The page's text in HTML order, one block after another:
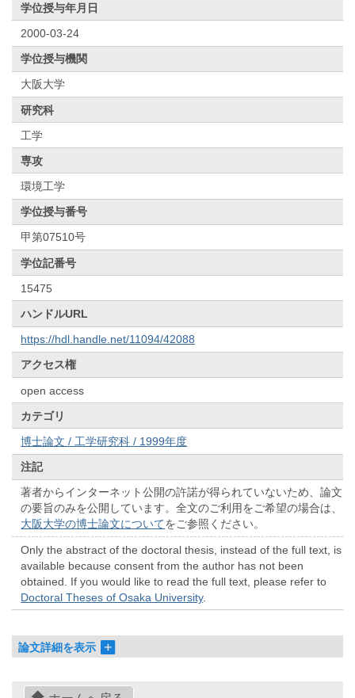
学位授与年月日
2000-03-24
学位授与機関
大阪大学
研究科
工学
専攻
環境工学
学位授与番号
甲第07510号
学位記番号
15475
ハンドルURL
https://hdl.handle.net/11094/42088
アクセス権
open access
カテゴリ
博士論文 / 工学研究科 / 1999年度
注記
著者からインターネット公開の許諾が得られていないため、論文
の要旨のみを公開しています。全文のご利用をご希望の場合は、
大阪大学の博士論文についてをご参照ください。
Only the abstract of the doctoral thesis, instead of the full text, is
available because consent from the author has not been
obtained. If you would like to read the full text, please refer to
Doctoral Theses of Osaka University.
論文詳細を表示